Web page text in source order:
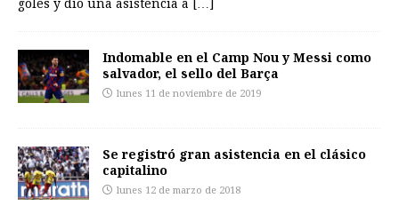
goles y dio una asistencia a […]
Indomable en el Camp Nou y Messi como
salvador, el sello del Barça
lunes 11 de noviembre de 2019
Se registró gran asistencia en el clásico
capitalino
lunes 12 de marzo de 2018